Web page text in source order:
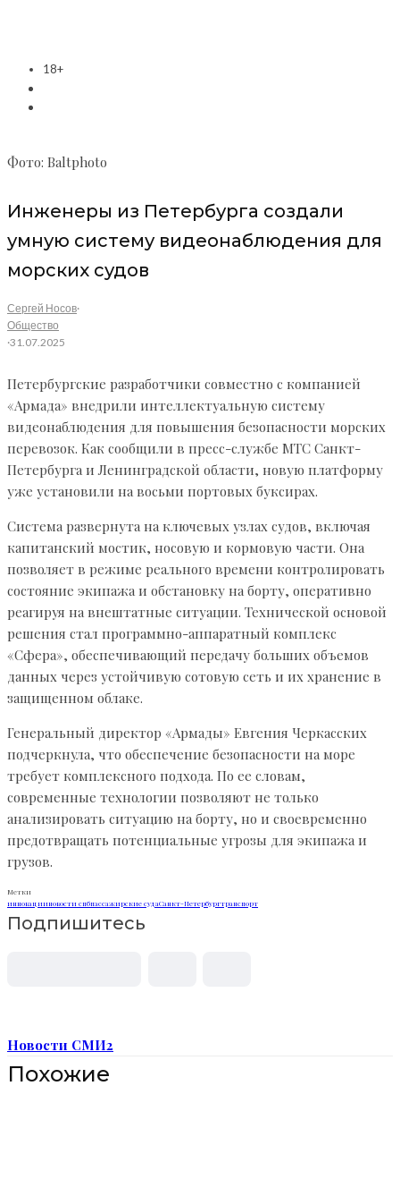
18+
Фото: Baltphoto
Инженеры из Петербурга создали
умную систему видеонаблюдения для
морских судов
Сергей Носов·
Общество
·31.07.2025
Петербургские разработчики совместно с компанией
«Армада» внедрили интеллектуальную систему
видеонаблюдения для повышения безопасности морских
перевозок. Как сообщили в пресс-службе МТС Санкт-
Петербурга и Ленинградской области, новую платформу
уже установили на восьми портовых буксирах.
Система развернута на ключевых узлах судов, включая
капитанский мостик, носовую и кормовую части. Она
позволяет в режиме реального времени контролировать
состояние экипажа и обстановку на борту, оперативно
реагируя на внештатные ситуации. Технической основой
решения стал программно-аппаратный комплекс
«Сфера», обеспечивающий передачу больших объемов
данных через устойчивую сотовую сеть и их хранение в
защищенном облаке.
Генеральный директор «Армады» Евгения Черкасских
подчеркнула, что обеспечение безопасности на море
требует комплексного подхода. По ее словам,
современные технологии позволяют не только
анализировать ситуацию на борту, но и своевременно
предотвращать потенциальные угрозы для экипажа и
грузов.
Метки
инновацииновости спбпассажирские судаСанкт-Петербургтранспорт
Подпишитесь
Новости СМИ2
Похожие